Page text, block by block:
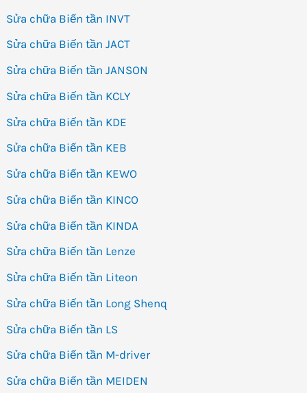
Sửa chữa Biến tần INVT
Sửa chữa Biến tần JACT
Sửa chữa Biến tần JANSON
Sửa chữa Biến tần KCLY
Sửa chữa Biến tần KDE
Sửa chữa Biến tần KEB
Sửa chữa Biến tần KEWO
Sửa chữa Biến tần KINCO
Sửa chữa Biến tần KINDA
Sửa chữa Biến tần Lenze
Sửa chữa Biến tần Liteon
Sửa chữa Biến tần Long Shenq
Sửa chữa Biến tần LS
Sửa chữa Biến tần M-driver
Sửa chữa Biến tần MEIDEN